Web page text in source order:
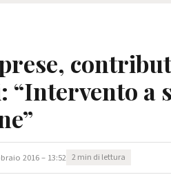
“Intervento a
2016 – 13:52 2 min di lettura